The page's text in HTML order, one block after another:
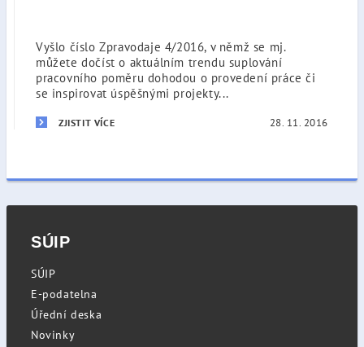
Vyšlo číslo Zpravodaje 4/2016, v němž se mj.
můžete dočíst o aktuálním trendu suplování
pracovního poměru dohodou o provedení práce či
se inspirovat úspěšnými projekty...
ZJISTIT VÍCE 28. 11. 2016
SÚIP
SÚIP
E-podatelna
Úřední deska
Novinky